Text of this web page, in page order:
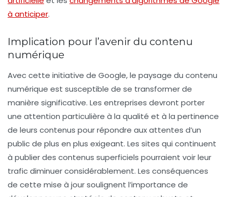
à anticiper.
Implication pour l’avenir du contenu
numérique
Avec cette initiative de Google, le paysage du contenu
numérique est susceptible de se transformer de
manière significative. Les entreprises devront porter
une attention particulière à la qualité et à la pertinence
de leurs contenus pour répondre aux attentes d’un
public de plus en plus exigeant. Les sites qui continuent
à publier des contenus superficiels pourraient voir leur
trafic diminuer considérablement. Les conséquences
de cette mise à jour soulignent l’importance de